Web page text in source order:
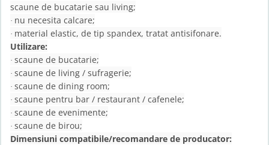
scaune de bucatarie sau living;
· nu necesita calcare;
· material elastic, de tip spandex, tratat antisifonare.
Utilizare:
·scaune de bucatarie;
·scaune de living / sufragerie;
·scaune de dining room;
·scaune pentru bar / restaurant / cafenele;
·scaune de evenimente;
·scaune de birou;
Dimensiuni compatibile/recomandare de producator: